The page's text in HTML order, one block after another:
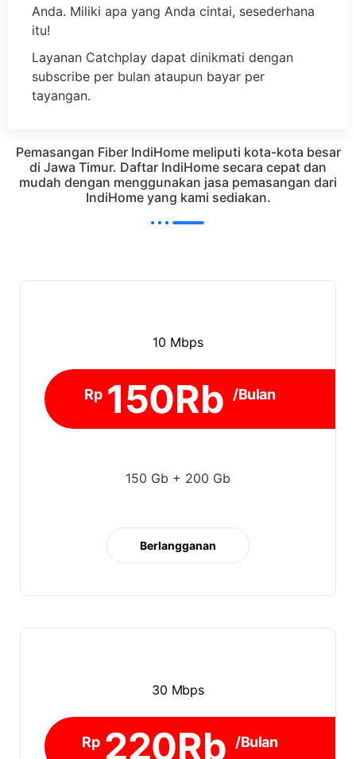
Anda. Miliki apa yang Anda cintai, sesederhana
itu!
Layanan Catchplay dapat dinikmati dengan
subscribe per bulan ataupun bayar per
tayangan.
Pemasangan Fiber IndiHome meliputi kota-kota besar
di Jawa Timur. Daftar IndiHome secara cepat dan
mudah dengan menggunakan jasa pemasangan dari
IndiHome yang kami sediakan.
10 Mbps
Rp 150Rb /Bulan
150 Gb + 200 Gb
Berlangganan
30 Mbps
Rp 220Rb /Bulan